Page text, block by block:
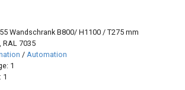
Wandschrank B800/ H1100 / T275 mm
RAL 7035
/Automation
1
1